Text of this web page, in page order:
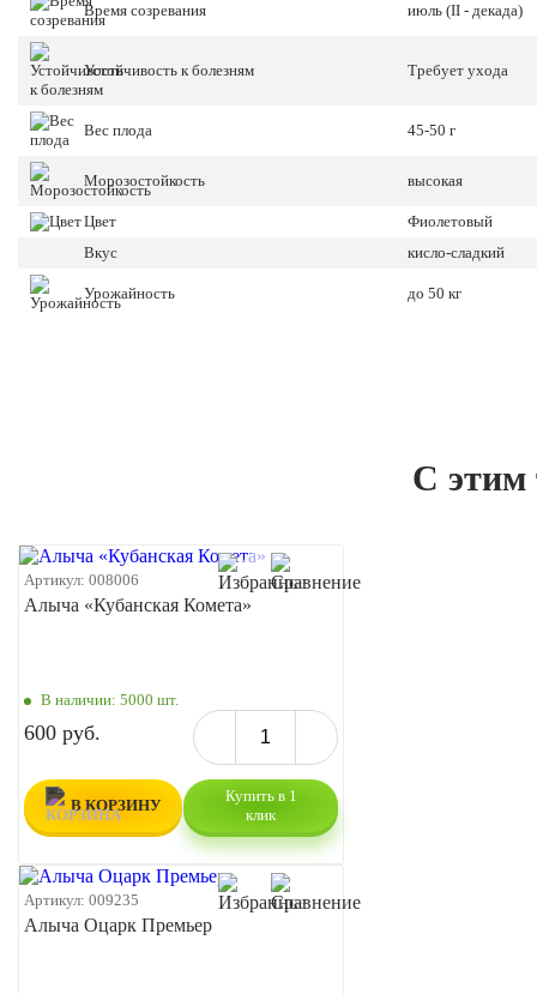
Время созревания июль (II - декада)
Устойчивость к болезням Требует ухода
Вес плода 45-50 г
Морозостойкость высокая
Цвет
Фиолетовый
Вкус
кисло-сладкий
Урожайность до 50 кг
С этим
Артикул: 008006
Алыча «Кубанская Комета»
В наличии: 5000 шт.
600 руб.
В КОРЗИНУ
Купить в 1
клик
Артикул: 009235
Алыча Оцарк Премьер